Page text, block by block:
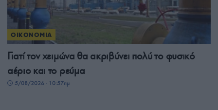
ΟΙΚΟΝΟΜΙΑ
Γιατί τον χειμώνα θα ακριβύνει πολύ το φυσικό
αέριο και το ρεύμα
5/08/2026 - 10:57πμ